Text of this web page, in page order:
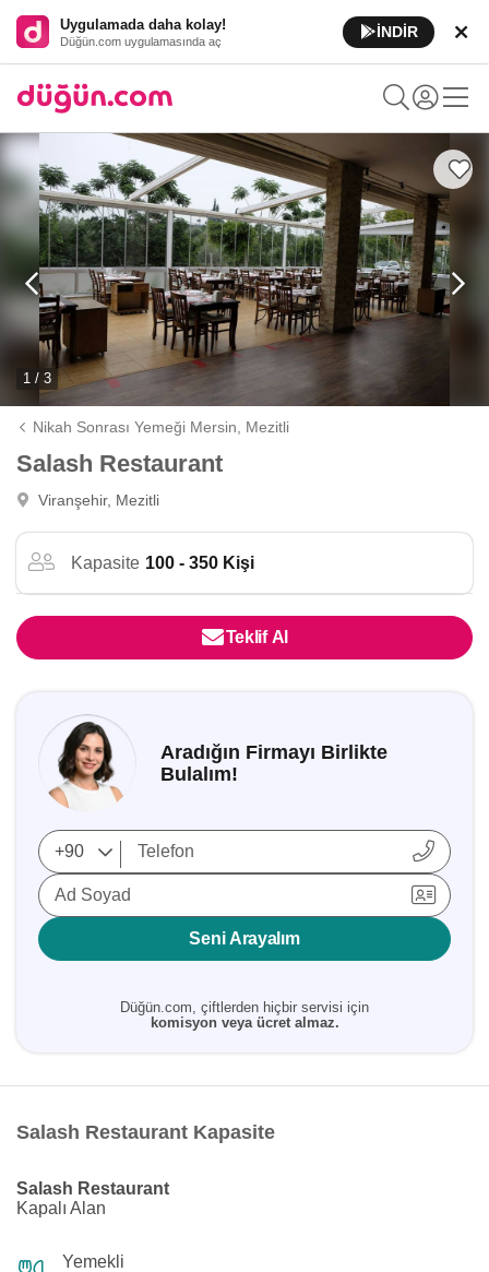
Uygulamada daha kolay!
Düğün.com uygulamasında aç
İNDİR
1 / 3
Nikah Sonrası Yemeği Mersin, Mezitli
Salash Restaurant
Viranşehir, Mezitli
Kapasite 100 - 350 Kişi
Teklif Al
Aradığın Firmayı Birlikte
Bulalım!
Ad Soyad
Seni Arayalım
Düğün.com, çiftlerden hiçbir servisi için
komisyon veya ücret almaz.
Salash Restaurant Kapasite
Salash Restaurant
Kapalı Alan
Yemekli